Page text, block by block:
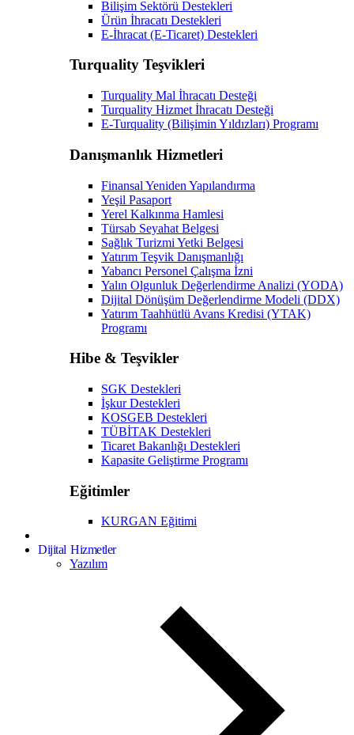
Bilişim Sektörü Destekleri
Ürün İhracatı Destekleri
E-İhracat (E-Ticaret) Destekleri
Turquality Teşvikleri
Turquality Mal İhracatı Desteği
Turquality Hizmet İhracatı Desteği
E-Turquality (Bilişimin Yıldızları) Programı
Danışmanlık Hizmetleri
Finansal Yeniden Yapılandırma
Yeşil Pasaport
Yerel Kalkınma Hamlesi
Türsab Seyahat Belgesi
Sağlık Turizmi Yetki Belgesi
Yatırım Teşvik Danışmanlığı
Yabancı Personel Çalışma İzni
Yalın Olgunluk Değerlendirme Analizi (YODA)
Dijital Dönüşüm Değerlendirme Modeli (DDX)
Yatırım Taahhütlü Avans Kredisi (YTAK)
Programı
Hibe & Teşvikler
SGK Destekleri
İşkur Destekleri
KOSGEB Destekleri
TÜBİTAK Destekleri
Ticaret Bakanlığı Destekleri
Kapasite Geliştirme Programı
Eğitimler
KURGAN Eğitimi
Dijital Hizmetler
Yazılım